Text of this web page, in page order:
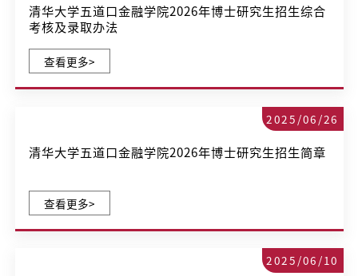
清华大学五道口金融学院2026年博士研究生招生综合
考核及录取办法
查看更多>
2025/06/26
清华大学五道口金融学院2026年博士研究生招生简章
查看更多>
2025/06/10